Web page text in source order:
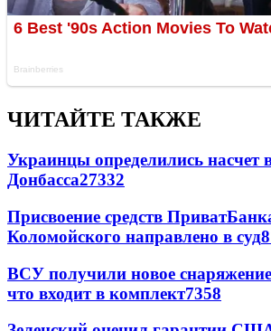
ЧИТАЙТЕ ТАКЖЕ
Украинцы определились насчет
Донбасса27332
Присвоение средств
Коломойского направлено в суд
ВСУ получили новое
что входит в комплект7358